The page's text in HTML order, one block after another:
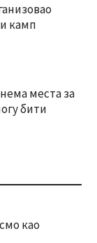
камп
места за
бити
као